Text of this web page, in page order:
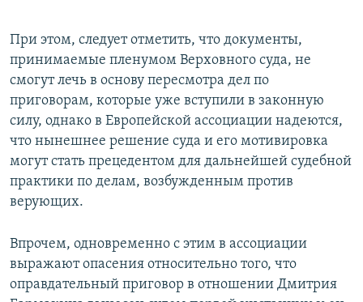
При этом, следует отметить, что документы,
принимаемые пленумом Верховного суда, не
смогут лечь в основу пересмотра дел по
приговорам, которые уже вступили в законную
силу, однако в Европейской ассоциации надеются,
что нынешнее решение суда и его мотивировка
могут стать прецедентом для дальнейшей судебной
практики по делам, возбужденным против
верующих.
Впрочем, одновременно с этим в ассоциации
выражают опасения относительно того, что
оправдательный приговор в отношении Дмитрия